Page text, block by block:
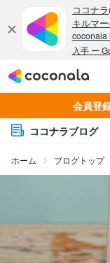
会員登
ココナラブログ
ホーム ブログトップ